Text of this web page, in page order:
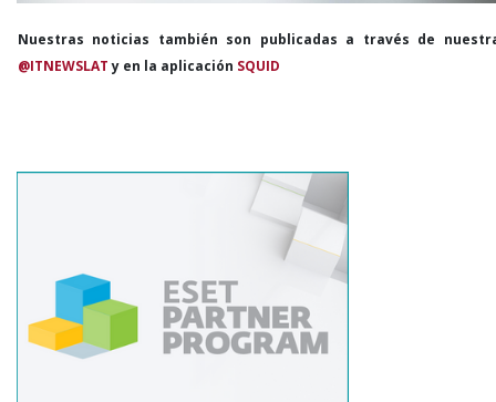
Nuestras noticias también son publicadas a través de
@ITNEWSLATy en la aplicación SQUID